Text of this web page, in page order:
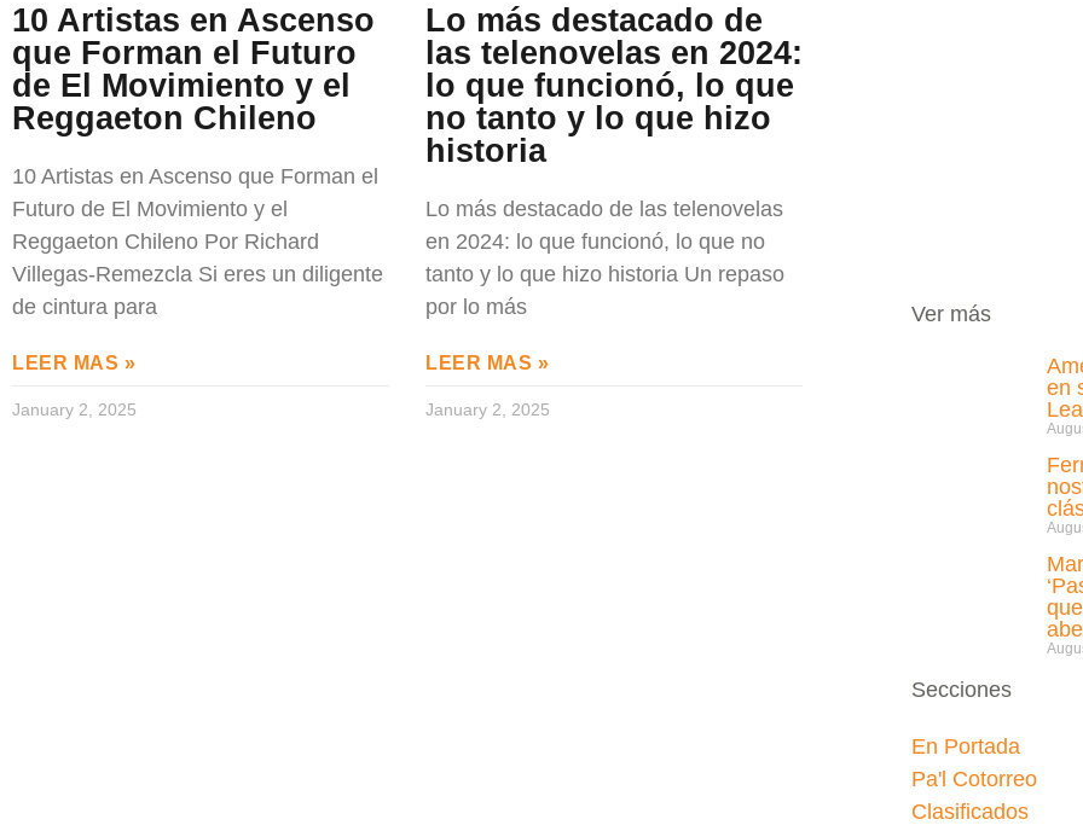
10 Artistas en Ascenso
que Forman el Futuro
de El Movimiento y el
Reggaeton Chileno
10 Artistas en Ascenso que Forman el
Futuro de El Movimiento y el
Reggaeton Chileno Por Richard
Villegas-Remezcla Si eres un diligente
de cintura para
LEER MAS »
January 2, 2025
Lo más destacado de
las telenovelas en 2024:
lo que funcionó, lo que
no tanto y lo que hizo
historia
Lo más destacado de las telenovelas
en 2024: lo que funcionó, lo que no
tanto y lo que hizo historia Un repaso
por lo más
LEER MAS »
January 2, 2025
Ver más
en
Secciones
En Portada
Pa'l Cotorreo
Clasificados